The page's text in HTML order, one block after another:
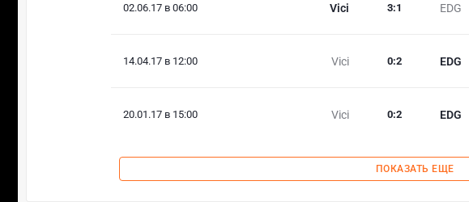
02.06.17 в 06:00 Vici EDG
3:1
14.04.17 в 12:00 Vici EDG
0:2
20.01.17 в 15:00 Vici EDG
0:2
ПОКАЗАТЬ ЕЩЕ